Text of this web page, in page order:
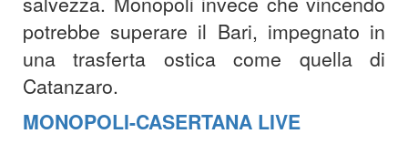
potrebbe superare il Bari, impegnato in
una trasferta ostica come quella di
Catanzaro.
MONOPOLI-CASERTANA LIVE